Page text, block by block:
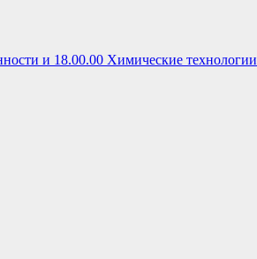
и 18.00.00 Химические технологии